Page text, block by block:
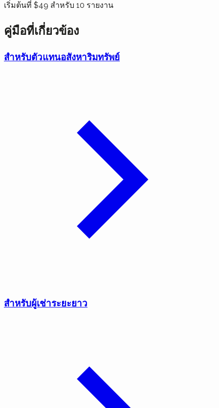
เริ่มต้นที่ $49 สำหรับ 10 รายงาน
คู่มือที่เกี่ยวข้อง
สำหรับตัวแทนอสังหาริมทรัพย์
สำหรับผู้เช่าระยะยาว